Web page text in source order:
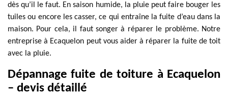
dès qu’il le faut. En saison humide, la pluie peut faire bouger les
tuiles ou encore les casser, ce qui entraîne la fuite d’eau dans la
maison. Pour cela, il faut songer à réparer le problème. Notre
entreprise à Ecaquelon peut vous aider à réparer la fuite de toit
avec la pluie.
Dépannage fuite de toiture à Ecaquelon
– devis détaillé